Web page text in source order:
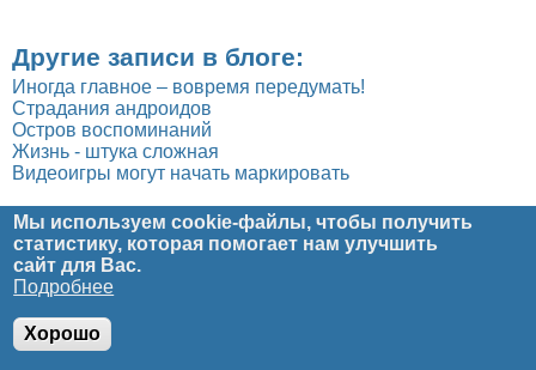
Другие записи в блоге:
Иногда главное – вовремя передумать!
Страдания андроидов
Остров воспоминаний
Жизнь - штука сложная
Видеоигры могут начать маркировать
Главное меню
Главная Рецензии Статьи Юмор Блог
Мультимедиа
О проекте
Обратная связь
© Copyright 2011-2025
Мы используем cookie-файлы, чтобы получить
статистику, которая помогает нам улучшить
сайт для Вас.
Подробнее
Хорошо